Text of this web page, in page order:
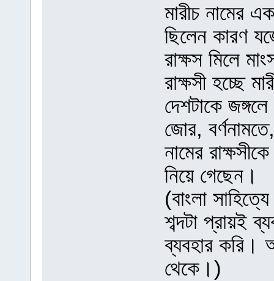
মারীচ নামের
ছিলেন কারণ
রাক্ষস মিলে
রাক্ষসী হচ্ছে
দেশটাকে
জোর,
নামের
নিয়ে গেছেন।
(বাংলা
শব্দটা প্রায়ই
ব্যবহার করি।
থেকে।)